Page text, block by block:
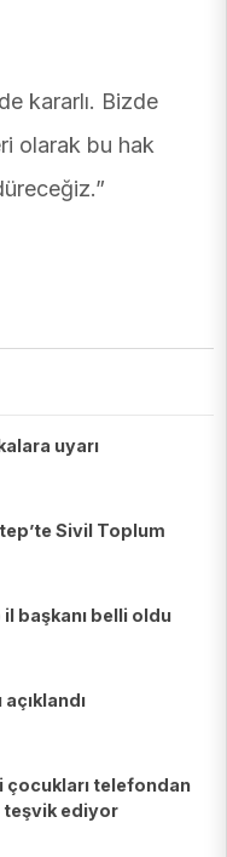
kararlı. Bizde
olarak bu hak
uyarı
Sivil Toplum
başkanı belli oldu
çocukları telefondan
teşvik ediyor